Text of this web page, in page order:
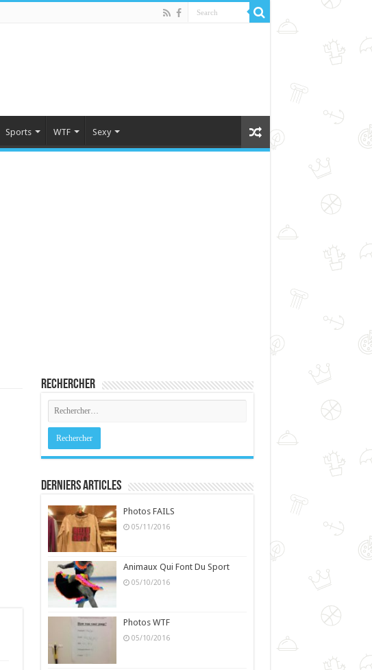
Sports WTF Sexy
Rechercher
Derniers Articles
Photos FAILS
05/11/2016
Animaux Qui Font Du Sport
05/10/2016
Photos WTF
05/10/2016